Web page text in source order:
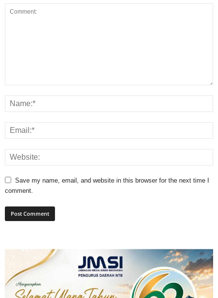
Save my name, email, and website in this browser for the next time I
comment.